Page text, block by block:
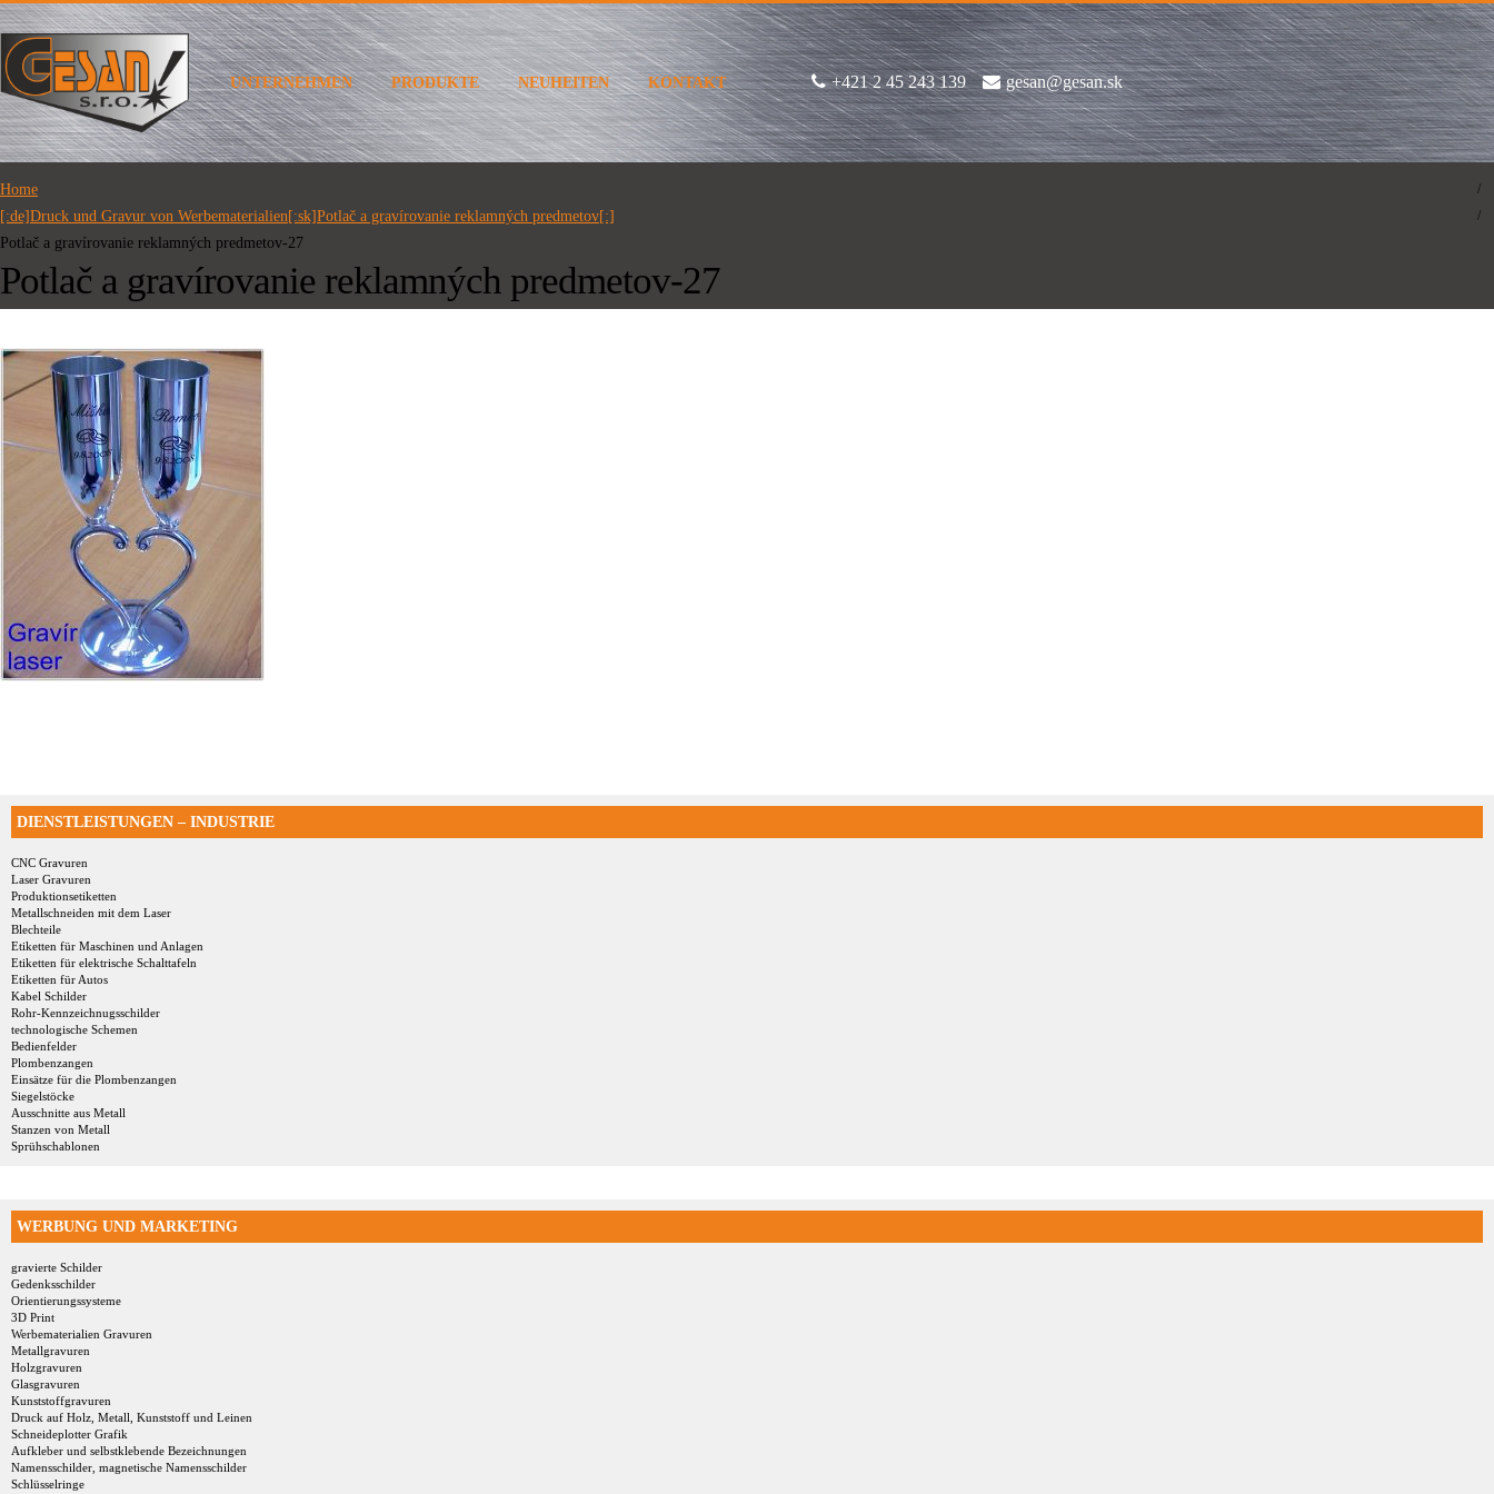
UNTERNEHMEN PRODUKTE NEUHEITEN KONTAKT +421 2 45 243 139 gesan@gesan.sk
Home
[:de]Druck und Gravur von Werbematerialien[:sk]Potlač a gravírovanie reklamných predmetov[:]
Potlač a gravírovanie reklamných predmetov-27
Potlač a gravírovanie reklamných predmetov-27
DIENSTLEISTUNGEN – INDUSTRIE
CNC Gravuren
Laser Gravuren
Produktionsetiketten
Metallschneiden mit dem Laser
Blechteile
Etiketten für Maschinen und Anlagen
Etiketten für elektrische Schalttafeln
Etiketten für Autos
Kabel Schilder
Rohr-Kennzeichnugsschilder
technologische Schemen
Bedienfelder
Plombenzangen
Einsätze für die Plombenzangen
Siegelstöcke
Ausschnitte aus Metall
Stanzen von Metall
Sprühschablonen
WERBUNG UND MARKETING
gravierte Schilder
Gedenksschilder
Orientierungssysteme
3D Print
Werbematerialien Gravuren
Metallgravuren
Holzgravuren
Glasgravuren
Kunststoffgravuren
Druck auf Holz, Metall, Kunststoff und Leinen
Schneideplotter Grafik
Aufkleber und selbstklebende Bezeichnungen
Namensschilder, magnetische Namensschilder
Schlüsselringe